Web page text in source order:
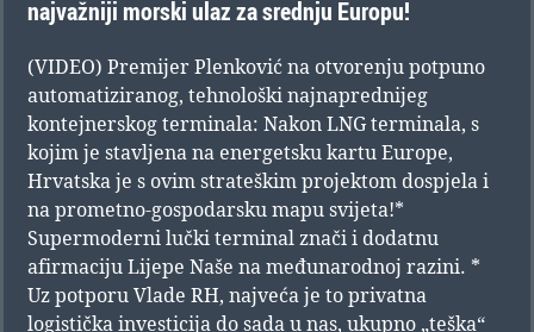
najvažniji morski ulaz za srednju Europu!
(VIDEO) Premijer Plenković na otvorenju potpuno
automatiziranog, tehnološki najnaprednijeg
kontejnerskog terminala: Nakon LNG terminala, s
kojim je stavljena na energetsku kartu Europe,
Hrvatska je s ovim strateškim projektom dospjela i
na prometno-gospodarsku mapu svijeta!*
Supermoderni lučki terminal znači i dodatnu
afirmaciju Lijepe Naše na međunarodnoj razini. *
Uz potporu Vlade RH, najveća je to privatna
logistička investicija do sada u nas, ukupno „teška“